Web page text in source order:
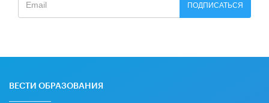
ПОДПИСАТЬСЯ
ВЕСТИ ОБРАЗОВАНИЯ